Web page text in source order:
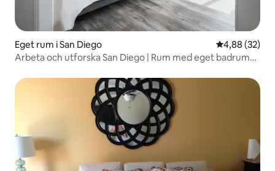
Eget rum i San Diego 4,88 av 5 i
4,88 (32)
Arbeta och utforska San Diego | Rum med eget badrum